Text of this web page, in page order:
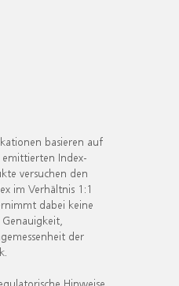
basieren auf
Index-
versuchen den
im Verhältnis 1:1
dabei keine
der